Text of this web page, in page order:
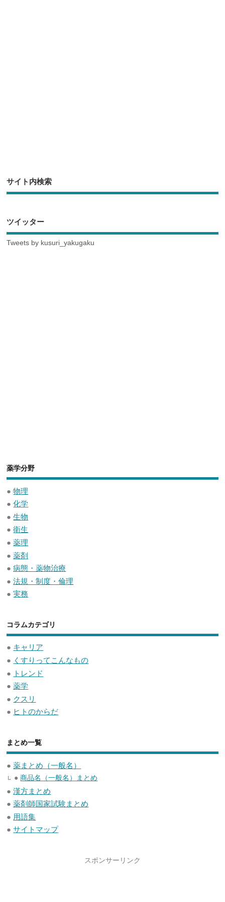
サイト内検索
ツイッター
Tweets by kusuri_yakugaku
薬学分野
●物理
●化学
●生物
●衛生
●薬理
●薬剤
●病態・薬物治療
●法規・制度・倫理
●実務
コラムカテゴリ
● キャリア
● くすりってこんなもの
● トレンド
●薬学
● クスリ
● ヒトのからだ
まとめ一覧
●薬まとめ（一般名）
●商品名（一般名）まとめ
●漢方まとめ
●薬剤師国家試験まとめ
● 用語集
●サイトマップ
スポンサーリンク